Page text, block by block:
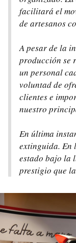
facilitará el
de artesanos
A pesar de la
producción se
un personal
voluntad de
clientes e
nuestro
En última
extinguida. En
estado bajo la
prestigio que